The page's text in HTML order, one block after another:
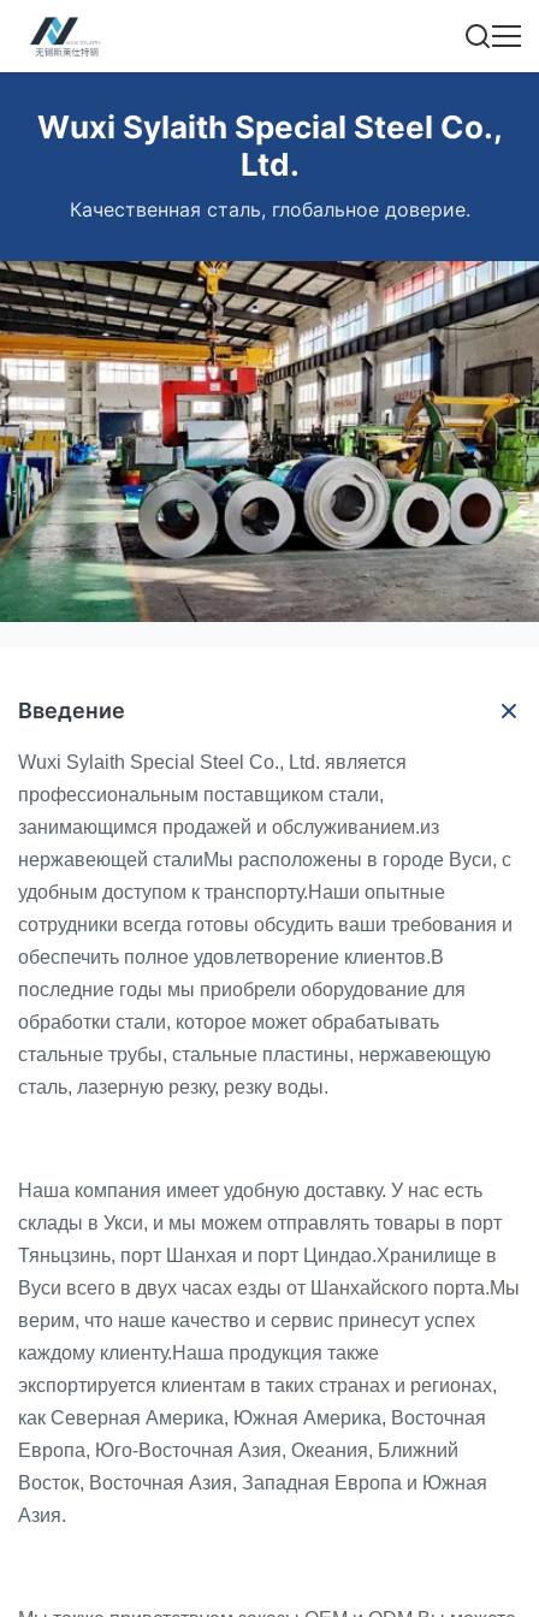
Wuxi Sylaith Special Steel Co.,
Ltd.
Качественная сталь, глобальное доверие.
Введение
Wuxi Sylaith Special Steel Co., Ltd. является
профессиональным поставщиком стали,
занимающимся продажей и обслуживанием.из
нержавеющей сталиМы расположены в городе Вуси, с
удобным доступом к транспорту.Наши опытные
сотрудники всегда готовы обсудить ваши требования и
обеспечить полное удовлетворение клиентов.В
последние годы мы приобрели оборудование для
обработки стали, которое может обрабатывать
стальные трубы, стальные пластины, нержавеющую
сталь, лазерную резку, резку воды.
Наша компания имеет удобную доставку. У нас есть
склады в Укси, и мы можем отправлять товары в порт
Тяньцзинь, порт Шанхая и порт Циндао.Хранилище в
Вуси всего в двух часах езды от Шанхайского порта.Мы
верим, что наше качество и сервис принесут успех
каждому клиенту.Наша продукция также
экспортируется клиентам в таких странах и регионах,
как Северная Америка, Южная Америка, Восточная
Европа, Юго-Восточная Азия, Океания, Ближний
Восток, Восточная Азия, Западная Европа и Южная
Азия.